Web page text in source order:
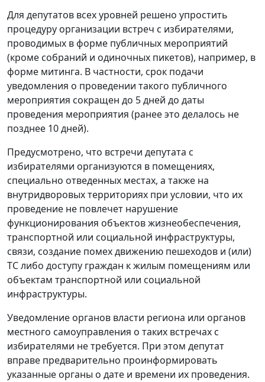
Для депутатов всех уровней решено упростить
процедуру организации встреч с избирателями,
проводимых в форме публичных мероприятий
(кроме собраний и одиночных пикетов), например, в
форме митинга. В частности, срок подачи
уведомления о проведении такого публичного
мероприятия сокращен до 5 дней до даты
проведения мероприятия (ранее это делалось не
позднее 10 дней).
Предусмотрено, что встречи депутата с
избирателями организуются в помещениях,
специально отведенных местах, а также на
внутридворовых территориях при условии, что их
проведение не повлечет нарушение
функционирования объектов жизнеобеспечения,
транспортной или социальной инфраструктуры,
связи, создание помех движению пешеходов и (или)
ТС либо доступу граждан к жилым помещениям или
объектам транспортной или социальной
инфраструктуры.
Уведомление органов власти региона или органов
местного самоуправления о таких встречах с
избирателями не требуется. При этом депутат
вправе предварительно проинформировать
указанные органы о дате и времени их проведения.